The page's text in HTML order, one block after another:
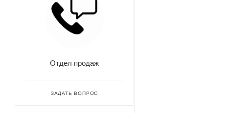
Отдел продаж
ЗАДАТЬ ВОПРОС